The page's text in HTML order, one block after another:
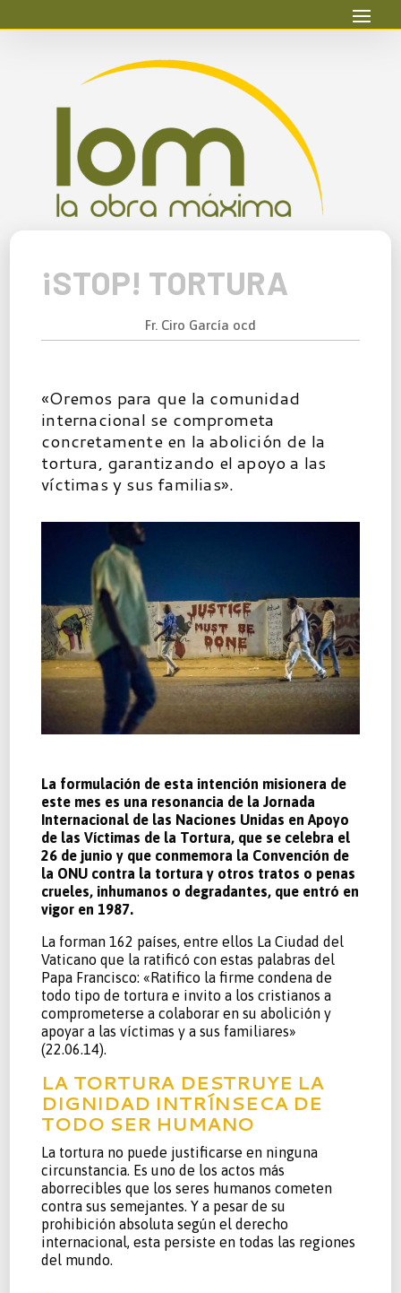
¡STOP! TORTURA
Fr. Ciro García ocd
«Oremos para que la comunidad
internacional se comprometa
concretamente en la abolición de la
tortura, garantizando el apoyo a las
víctimas y sus familias».
La formulación de esta intención misionera de
este mes es una resonancia de la Jornada
Internacional de las Naciones Unidas en Apoyo
de las Víctimas de la Tortura, que se celebra el
26 de junio y que conmemora la Convención de
la ONU contra la tortura y otros tratos o penas
crueles, inhumanos o degradantes, que entró en
vigor en 1987.
La forman 162 países, entre ellos La Ciudad del
Vaticano que la ratificó con estas palabras del
Papa Francisco: «Ratifico la firme condena de
todo tipo de tortura e invito a los cristianos a
comprometerse a colaborar en su abolición y
apoyar a las víctimas y a sus familiares»
(22.06.14).
LA TORTURA DESTRUYE LA
DIGNIDAD INTRÍNSECA DE
TODO SER HUMANO
La tortura no puede justificarse en ninguna
circunstancia. Es uno de los actos más
aborrecibles que los seres humanos cometen
contra sus semejantes. Y a pesar de su
prohibición absoluta según el derecho
internacional, esta persiste en todas las regiones
del mundo.